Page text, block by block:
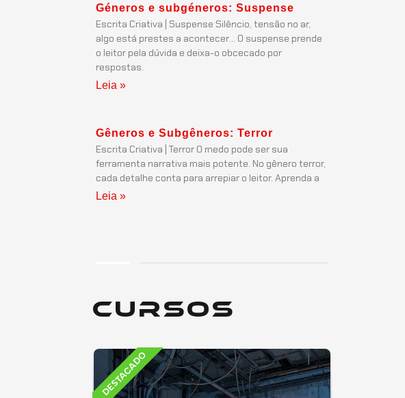
Géneros e subgéneros: Suspense
Escrita Criativa | Suspense Silêncio, tensão no ar,
algo está prestes a acontecer… O suspense prende
o leitor pela dúvida e deixa-o obcecado por
respostas.
Leia »
Gêneros e Subgêneros: Terror
Escrita Criativa | Terror O medo pode ser sua
ferramenta narrativa mais potente. No gênero terror,
cada detalhe conta para arrepiar o leitor. Aprenda a
Leia »
Cursos
DESTACADO